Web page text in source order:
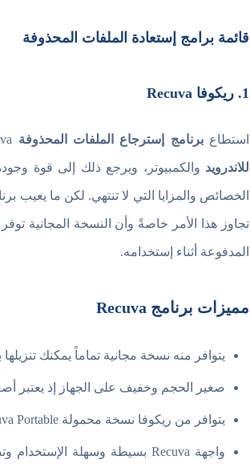
قائمة برامج إستعادة الملفات المحذوفة
1. ريكوفا Recuva
استطاعبرنامج إسترجاع الملفات المحذوفة
للاندرويد والكمبيوتر، ويرجع ذلك إلى قوة
الخصائص والمزايا التي لا تنتهي. لكن ما يعيب
تجاوز هذا الأمر خاصةً وأن النسخة المجانية
المدفوعة أثناء إستخدامه.
مميزات برنامج Recuva
يتوافر منه نسخة مجانية تماماً يمكنك
صغير الحجم وخفيف على الجهاز إذ يعتبر
يتوافر من ريكوفا نسخة محمولة Recuva Portable.
واجهة Recuva بسيطة وسهلة الإستخدام وتضم كل الخيارات والأدوات اللازمة لعملية ا